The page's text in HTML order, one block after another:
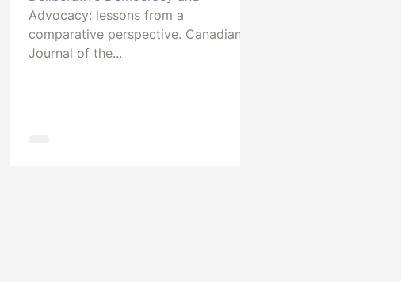
Advocacy: lessons from a
comparative perspective. Canadian
Journal of the...